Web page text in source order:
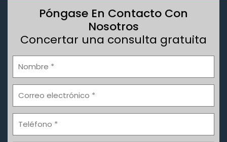
Póngase En Contacto Con
Nosotros
Concertar una consulta gratuita